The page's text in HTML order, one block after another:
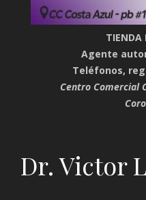
TIENDA
Agente
Teléfonos,
Centro Comercial
Dr. Victor